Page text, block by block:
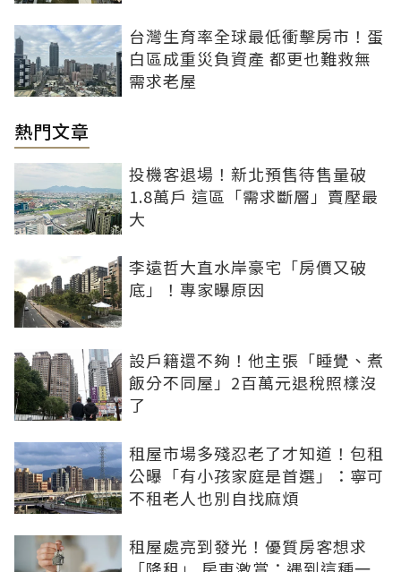
台灣生育率全球最低衝擊房市！蛋
白區成重災負資產 都更也難救無
需求老屋
熱門文章
投機客退場！新北預售待售量破
1.8萬戶 這區「需求斷層」賣壓最
大
李遠哲大直水岸豪宅「房價又破
底」！專家曝原因
設戶籍還不夠！他主張「睡覺、煮
飯分不同屋」2百萬元退稅照樣沒
了
租屋市場多殘忍老了才知道！包租
公曝「有小孩家庭是首選」：寧可
不租老人也別自找麻煩
租屋處亮到發光！優質房客想求